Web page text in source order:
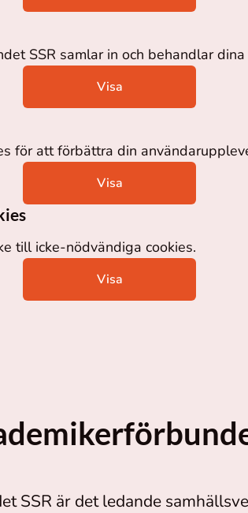
SSR samlar in och behandlar
Visa
för att förbättra din
Visa
till icke-nödvändiga cookies.
Visa
SSR är det ledande